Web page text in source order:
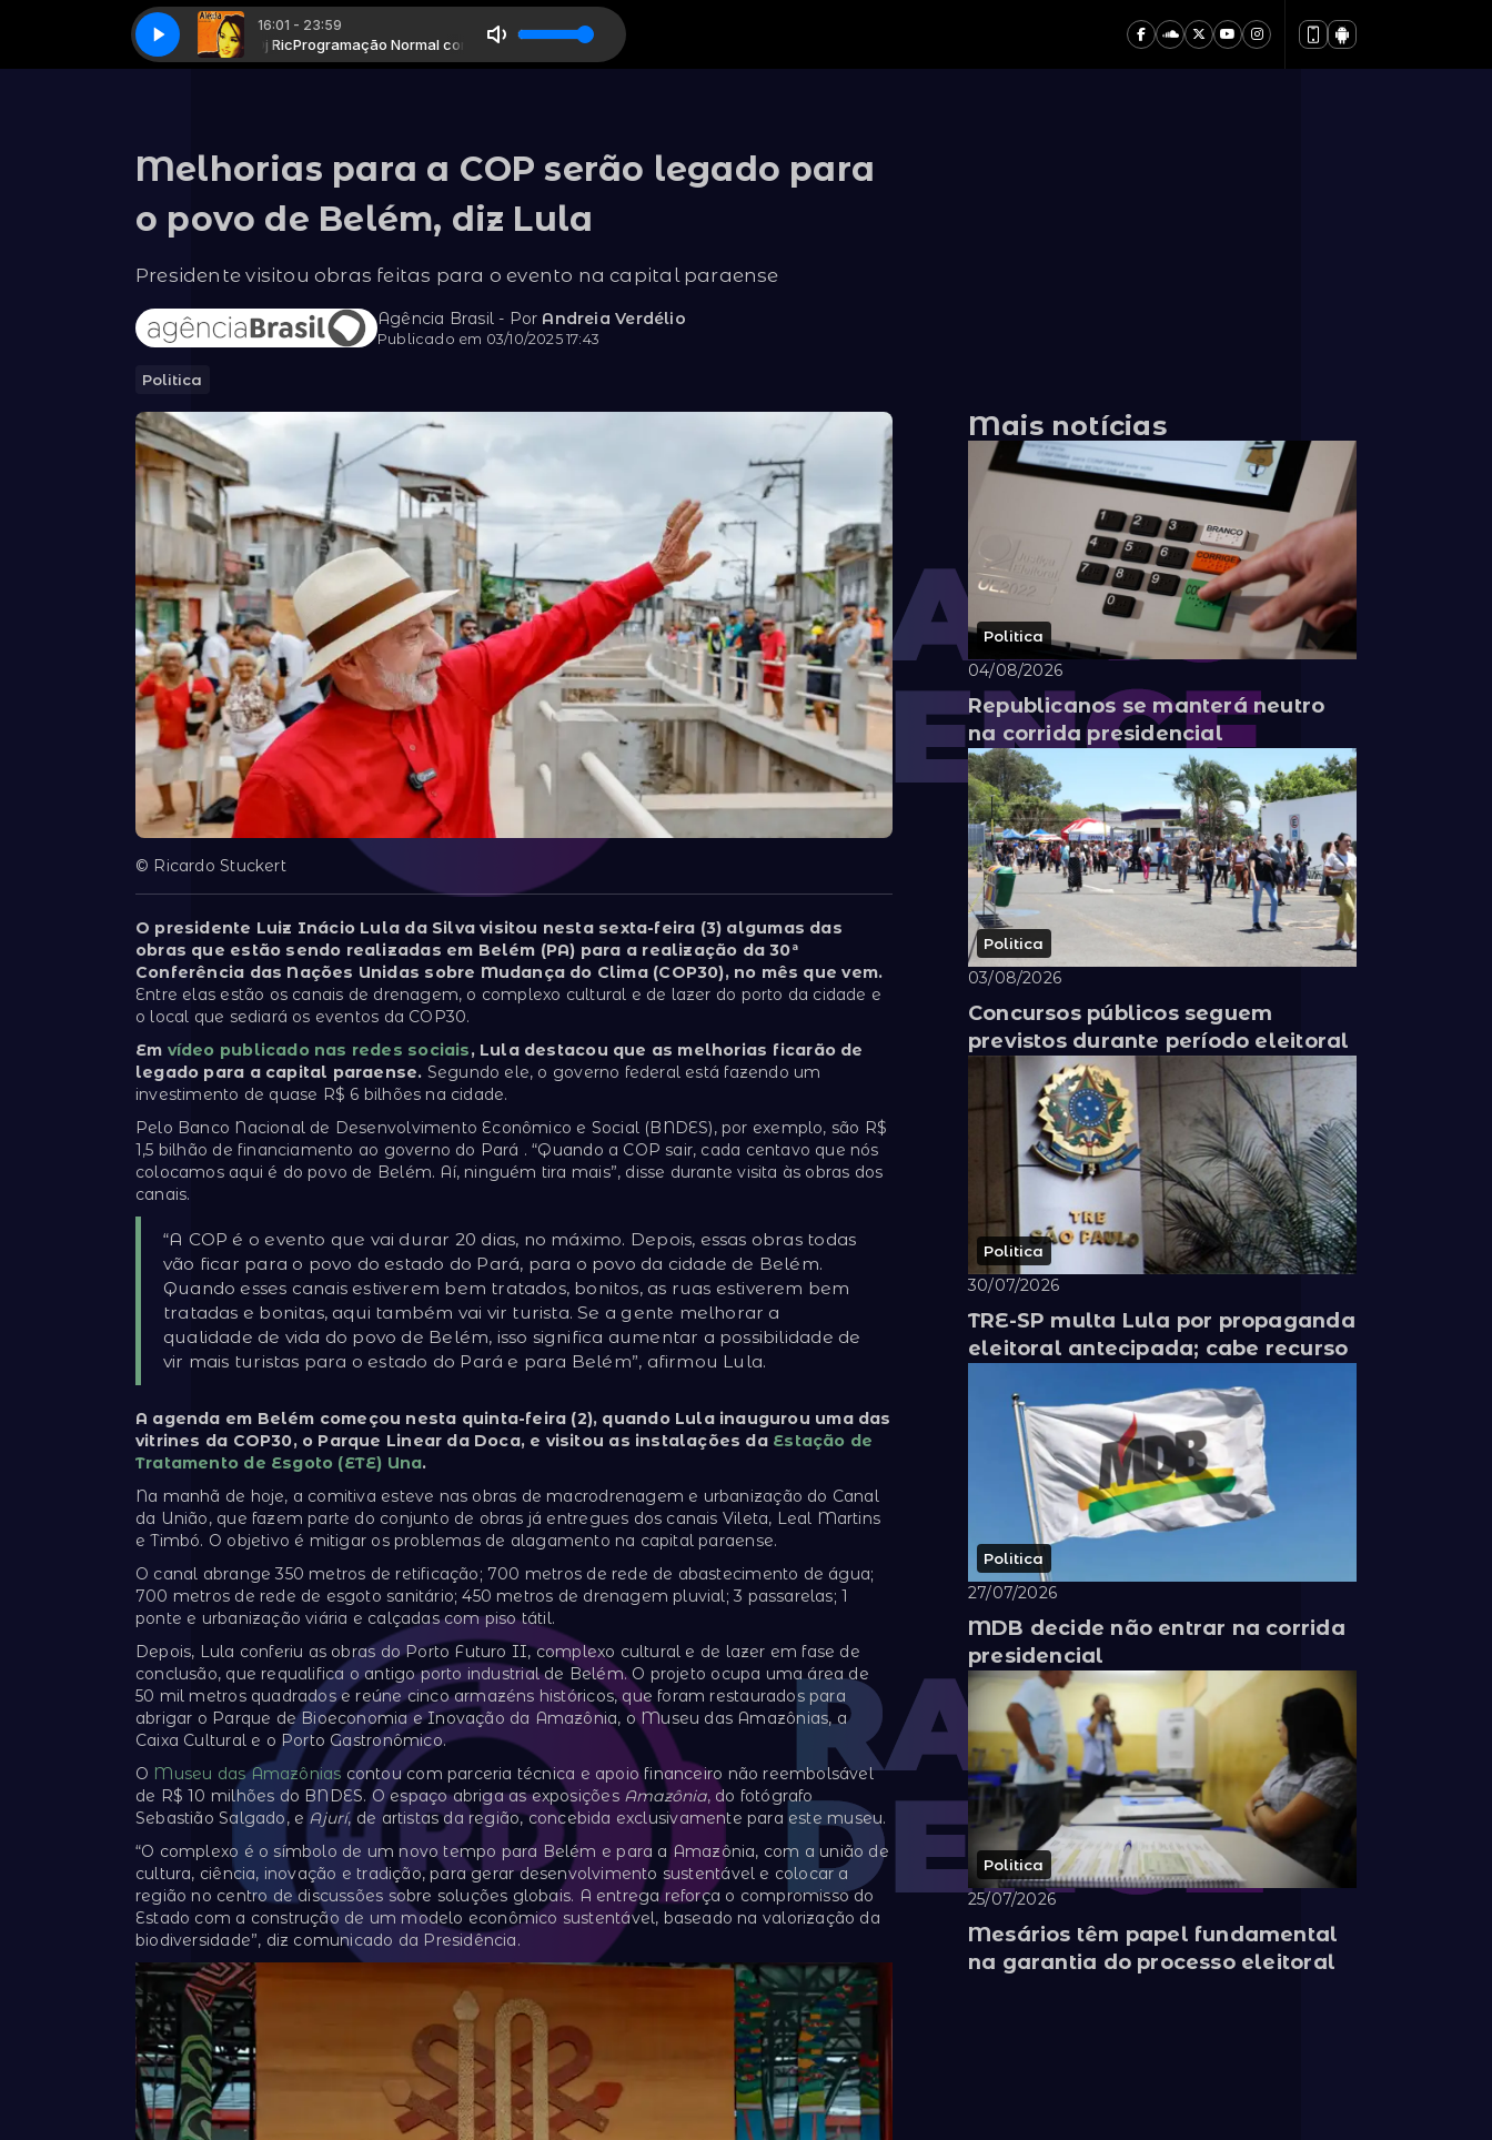
16:01 - 23:59
Programação Normal com Dj Ric Programação Normal com Dj Ric
073 - Alexia - Me and You 073 - Alexia - Me and You
Melhorias para a COP serão legado para
o povo de Belém, diz Lula
Presidente visitou obras feitas para o evento na capital paraense
Agência Brasil - Por Andreia Verdélio
Publicado em 03/10/2025 17:43
Politica
© Ricardo Stuckert
O presidente Luiz Inácio Lula da Silva visitou nesta sexta-feira (3) algumas das
obras que estão sendo realizadas em Belém (PA) para a realização da 30ª
Conferência das Nações Unidas sobre Mudança do Clima (COP30), no mês que vem.
Entre elas estão os canais de drenagem, o complexo cultural e de lazer do porto da cidade e
o local que sediará os eventos da COP30.
Em vídeo publicado nas redes sociais, Lula destacou que as melhorias ficarão de
legado para a capital paraense. Segundo ele, o governo federal está fazendo um
investimento de quase R$ 6 bilhões na cidade.
Pelo Banco Nacional de Desenvolvimento Econômico e Social (BNDES), por exemplo, são R$
1,5 bilhão de financiamento ao governo do Pará . “Quando a COP sair, cada centavo que nós
colocamos aqui é do povo de Belém. Aí, ninguém tira mais”, disse durante visita às obras dos
canais.
“A COP é o evento que vai durar 20 dias, no máximo. Depois, essas obras todas
vão ficar para o povo do estado do Pará, para o povo da cidade de Belém.
Quando esses canais estiverem bem tratados, bonitos, as ruas estiverem bem
tratadas e bonitas, aqui também vai vir turista. Se a gente melhorar a
qualidade de vida do povo de Belém, isso significa aumentar a possibilidade de
vir mais turistas para o estado do Pará e para Belém”, afirmou Lula.
A agenda em Belém começou nesta quinta-feira (2), quando Lula inaugurou uma das
vitrines da COP30, o Parque Linear da Doca, e visitou as instalações da Estação de
Tratamento de Esgoto (ETE) Una.
Na manhã de hoje, a comitiva esteve nas obras de macrodrenagem e urbanização do Canal
da União, que fazem parte do conjunto de obras já entregues dos canais Vileta, Leal Martins
e Timbó. O objetivo é mitigar os problemas de alagamento na capital paraense.
O canal abrange 350 metros de retificação; 700 metros de rede de abastecimento de água;
700 metros de rede de esgoto sanitário; 450 metros de drenagem pluvial; 3 passarelas; 1
ponte e urbanização viária e calçadas com piso tátil.
Depois, Lula conferiu as obras do Porto Futuro II, complexo cultural e de lazer em fase de
conclusão, que requalifica o antigo porto industrial de Belém. O projeto ocupa uma área de
50 mil metros quadrados e reúne cinco armazéns históricos, que foram restaurados para
abrigar o Parque de Bioeconomia e Inovação da Amazônia, o Museu das Amazônias, a
Caixa Cultural e o Porto Gastronômico.
O Museu das Amazônias contou com parceria técnica e apoio financeiro não reembolsável
de R$ 10 milhões do BNDES. O espaço abriga as exposições Amazônia, do fotógrafo
Sebastião Salgado, e Ajurí, de artistas da região, concebida exclusivamente para este museu.
“O complexo é o símbolo de um novo tempo para Belém e para a Amazônia, com a união de
cultura, ciência, inovação e tradição, para gerar desenvolvimento sustentável e colocar a
região no centro de discussões sobre soluções globais. A entrega reforça o compromisso do
Estado com a construção de um modelo econômico sustentável, baseado na valorização da
biodiversidade”, diz comunicado da Presidência.
Mais notícias
Politica
04/08/2026
Republicanos se manterá neutro
na corrida presidencial
Politica
03/08/2026
Concursos públicos seguem
previstos durante período eleitoral
Politica
30/07/2026
TRE-SP multa Lula por propaganda
eleitoral antecipada; cabe recurso
Politica
27/07/2026
MDB decide não entrar na corrida
presidencial
Politica
25/07/2026
Mesários têm papel fundamental
na garantia do processo eleitoral